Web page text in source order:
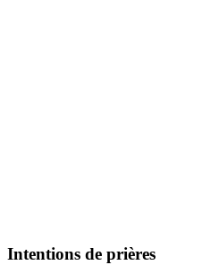
Intentions de prières